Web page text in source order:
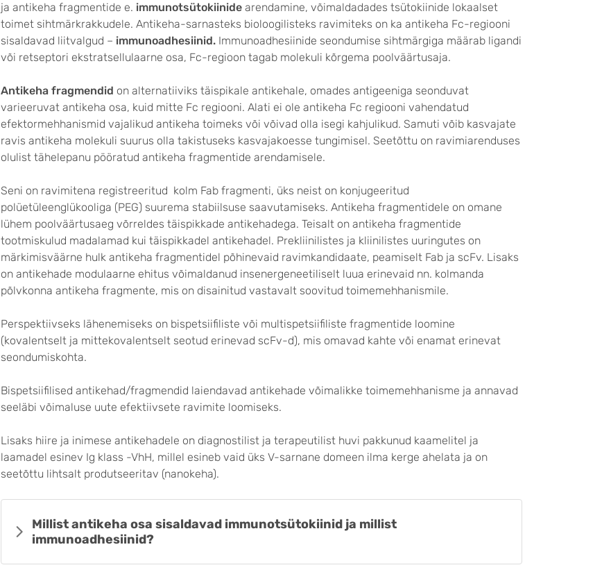
ja antikeha fragmentide e. immunotsütokiinide arendamine, võimaldadades tsütokiinide lokaalset
toimet sihtmärkrakkudele. Antikeha-sarnasteks bioloogilisteks ravimiteks on ka antikeha Fc-regiooni
sisaldavad liitvalgud – immunoadhesiinid. Immunoadhesiinide seondumise sihtmärgiga määrab ligandi
või retseptori ekstratsellulaarne osa, Fc-regioon tagab molekuli kõrgema poolväärtusaja.
Antikeha fragmendid on alternatiiviks täispikale antikehale, omades antigeeniga seonduvat
varieeruvat antikeha osa, kuid mitte Fc regiooni. Alati ei ole antikeha Fc regiooni vahendatud
efektormehhanismid vajalikud antikeha toimeks või võivad olla isegi kahjulikud. Samuti võib kasvajate
ravis antikeha molekuli suurus olla takistuseks kasvajakoesse tungimisel. Seetõttu on ravimiarenduses
olulist tähelepanu pööratud antikeha fragmentide arendamisele.
Seni on ravimitena registreeritud kolm Fab fragmenti, üks neist on konjugeeritud
polüetüleenglükooliga (PEG) suurema stabiilsuse saavutamiseks. Antikeha fragmentidele on omane
lühem poolväärtusaeg võrreldes täispikkade antikehadega. Teisalt on antikeha fragmentide
tootmiskulud madalamad kui täispikkadel antikehadel. Prekliinilistes ja kliinilistes uuringutes on
märkimisväärne hulk antikeha fragmentidel põhinevaid ravimkandidaate, peamiselt Fab ja scFv. Lisaks
on antikehade modulaarne ehitus võimaldanud insenergeneetiliselt luua erinevaid nn. kolmanda
põlvkonna antikeha fragmente, mis on disainitud vastavalt soovitud toimemehhanismile.
Perspektiivseks lähenemiseks on bispetsiifiliste või multispetsiifiliste fragmentide loomine
(kovalentselt ja mittekovalentselt seotud erinevad scFv-d), mis omavad kahte või enamat erinevat
seondumiskohta.
Bispetsiifilised antikehad/fragmendid laiendavad antikehade võimalikke toimemehhanisme ja annavad
seeläbi võimaluse uute efektiivsete ravimite loomiseks.
Lisaks hiire ja inimese antikehadele on diagnostilist ja terapeutilist huvi pakkunud kaamelitel ja
laamadel esinev Ig klass -VhH, millel esineb vaid üks V-sarnane domeen ilma kerge ahelata ja on
seetõttu lihtsalt produtseeritav (nanokeha).
Millist antikeha osa sisaldavad immunotsütokiinid ja millist
immunoadhesiinid?